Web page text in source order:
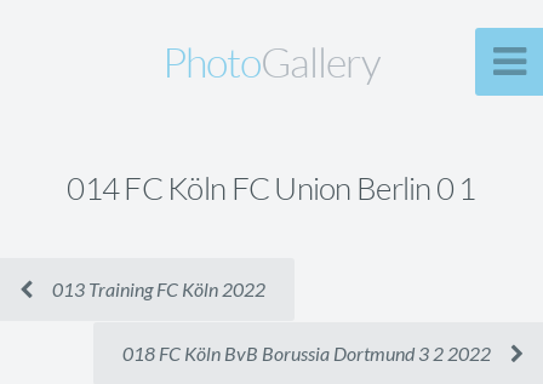
PhotoGallery
014 FC Köln FC Union Berlin 0 1
013 Training FC Köln 2022
018 FC Köln BvB Borussia Dortmund 3 2 2022